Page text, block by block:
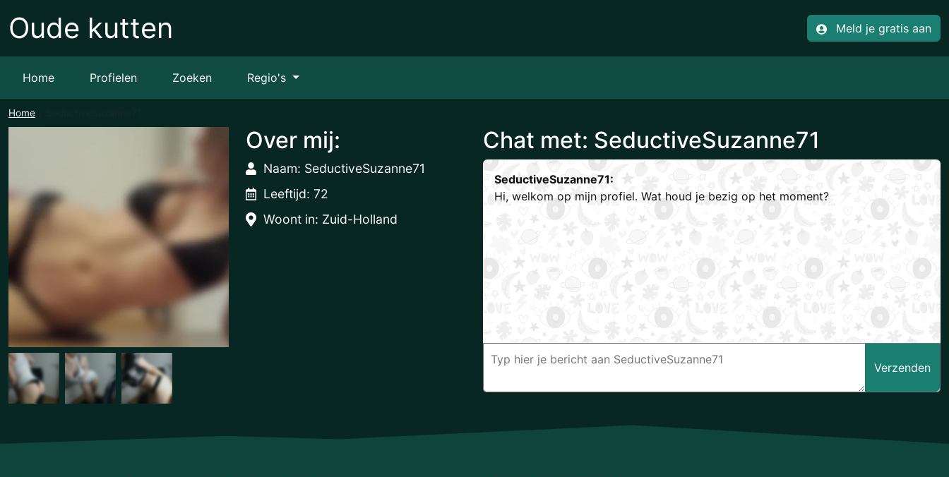
Oude kutten Meld je gratis aan
Home Profielen Zoeken Regio's
Home
Over mij:
Naam: SeductiveSuzanne71
Leeftijd: 72
Woont in: Zuid-Holland
Chat met: SeductiveSuzanne71
SeductiveSuzanne71:
Hi, welkom op mijn profiel. Wat houd je bezig op het moment?
Verzenden